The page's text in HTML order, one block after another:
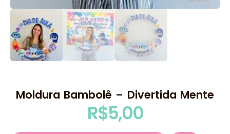
Moldura Bambolê – Divertida Mente
R$5,00